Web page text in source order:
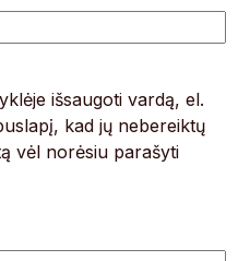
išsaugoti vardą, el.
kad jų nebereiktų
vėl norėsiu parašyti